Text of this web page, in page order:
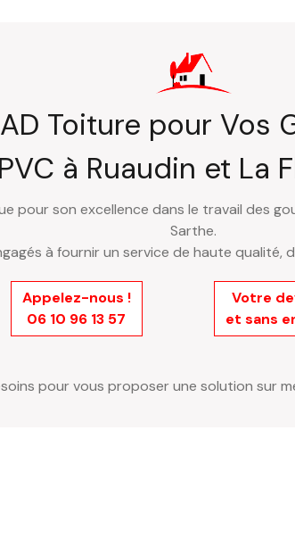
Toiture pour Vos
PVC à Ruaudin et La
pour son excellence dans le travail des
Sarthe.
à fournir un service de haute
Appelez-nous !
06 10 96 13 57
Votre
et sans
pour vous proposer une solution sur